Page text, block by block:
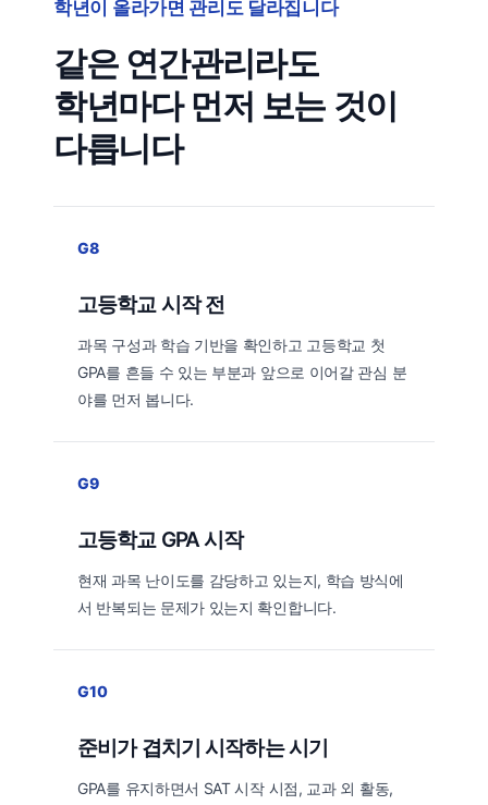
학년이 올라가면 관리도 달라집니다
같은 연간관리라도
학년마다 먼저 보는 것이
다릅니다
G8
고등학교 시작 전
과목 구성과 학습 기반을 확인하고 고등학교 첫
GPA를 흔들 수 있는 부분과 앞으로 이어갈 관심 분
야를 먼저 봅니다.
G9
고등학교 GPA 시작
현재 과목 난이도를 감당하고 있는지, 학습 방식에
서 반복되는 문제가 있는지 확인합니다.
G10
준비가 겹치기 시작하는 시기
GPA를 유지하면서 SAT 시작 시점, 교과 외 활동,